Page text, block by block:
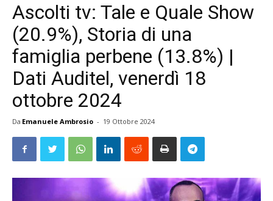
Ascolti tv: Tale e Quale Show
(20.9%), Storia di una
famiglia perbene (13.8%) |
Dati Auditel, venerdì 18
ottobre 2024
Da Emanuele Ambrosio - 19 Ottobre 2024